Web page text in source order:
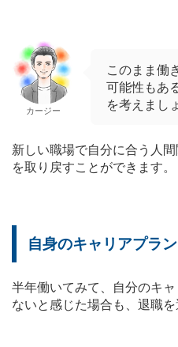
カージー
このまま働
可能性もあ
を考えまし
新しい職場で自分に合う人
を取り戻すことができます。
自身のキャリアプラ
半年働いてみて、自分のキ
ないと感じた場合も、退職を